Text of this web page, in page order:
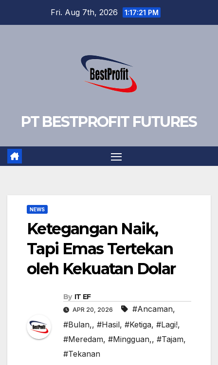
Fri. Aug 7th, 2026 1:17:22 PM
PT BESTPROFIT FUTURES
NEWS
Ketegangan Naik,
Tapi Emas Tertekan
oleh Kekuatan Dolar
By IT EF
APR 20, 2026 #Ancaman,
#Bulan,, #Hasil, #Ketiga, #Lagi!,
#Meredam, #Mingguan,, #Tajam,
#Tekanan